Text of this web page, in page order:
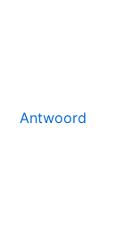
Antwoord